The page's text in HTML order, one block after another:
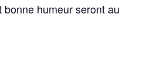
humeur seront au